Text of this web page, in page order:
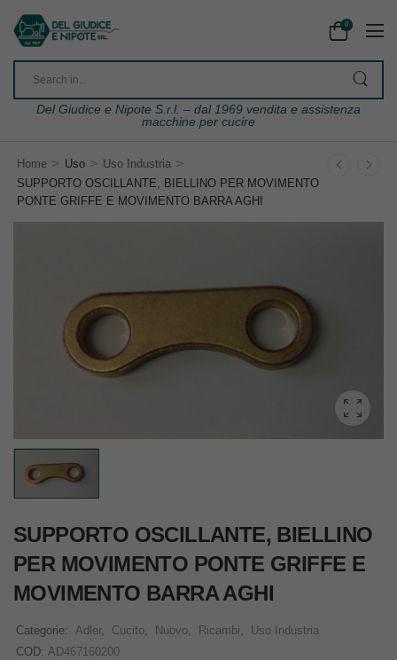
0
Del Giudice e Nipote S.r.l. – dal 1969 vendita e assistenza
macchine per cucire
Home > Uso > Uso Industria >
SUPPORTO OSCILLANTE, BIELLINO PER MOVIMENTO
PONTE GRIFFE E MOVIMENTO BARRA AGHI
SUPPORTO OSCILLANTE, BIELLINO
PER MOVIMENTO PONTE GRIFFE E
MOVIMENTO BARRA AGHI
Categorie: Adler, Cucito, Nuovo, Ricambi,
Uso Industria
COD: AD467160200